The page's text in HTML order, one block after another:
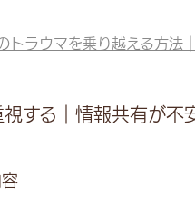
トラウマを乗り越える方法
する｜情報共有が不